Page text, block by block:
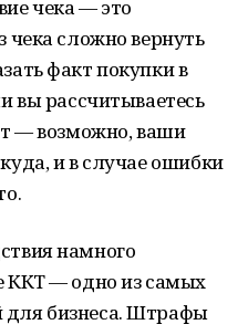
чека — это
чека сложно вернуть
факт покупки в
вы рассчитываетесь
— возможно, ваши
и в случае ошибки
намного
ККТ — одно из самых
для бизнеса. Штрафы